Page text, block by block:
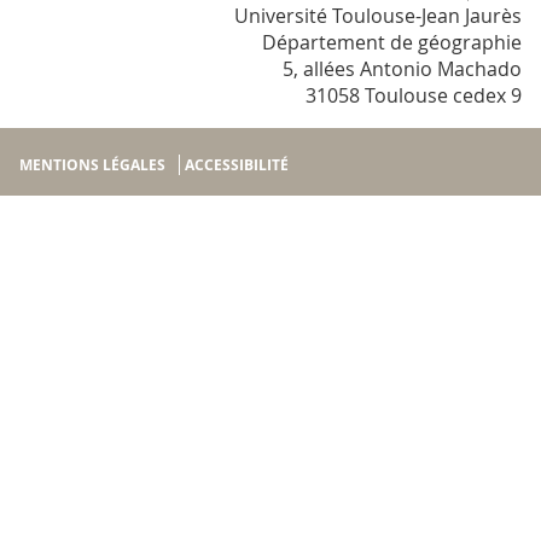
Université Toulouse-Jean Jaurès
Département de géographie
5, allées Antonio Machado
31058 Toulouse cedex 9
MENTIONS LÉGALES ACCESSIBILITÉ